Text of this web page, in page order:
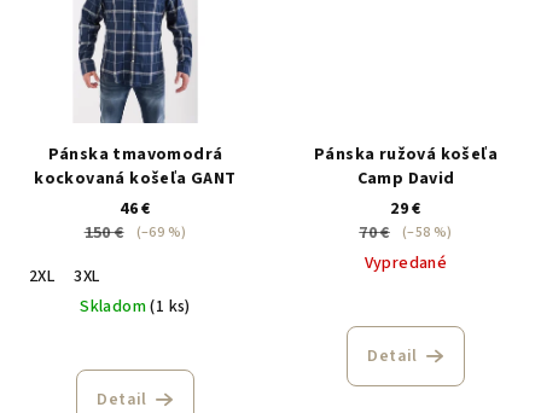
Pánska tmavomodrá
kockovaná košeľa GANT
46 €
150 €
(–69 %)
2XL
3XL
Skladom(1 ks)
Detail
Pánska ružová košeľa
Camp David
29 €
70 €
(–58 %)
Vypredané
Detail